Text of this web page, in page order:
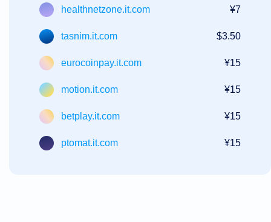
healthnetzone.it.com ¥7
tasnim.it.com $3.50
eurocoinpay.it.com ¥15
motion.it.com ¥15
betplay.it.com ¥15
ptomat.it.com ¥15